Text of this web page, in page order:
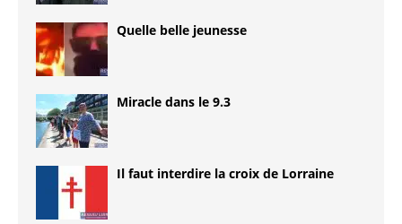
Quelle belle jeunesse
Miracle dans le 9.3
Il faut interdire la croix de Lorraine